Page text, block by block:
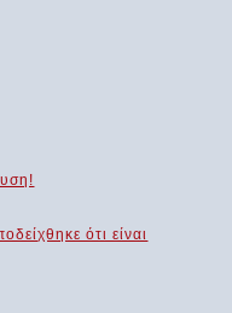
ότι είναι